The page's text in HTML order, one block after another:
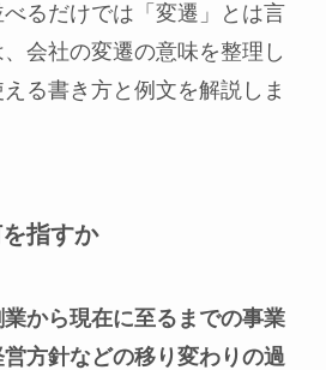
るだけでは「変遷」とは言
会社の変遷の意味を整理し
る書き方と例文を解説しま
指すか
業から現在に至るまでの事業
方針などの移り変わりの過